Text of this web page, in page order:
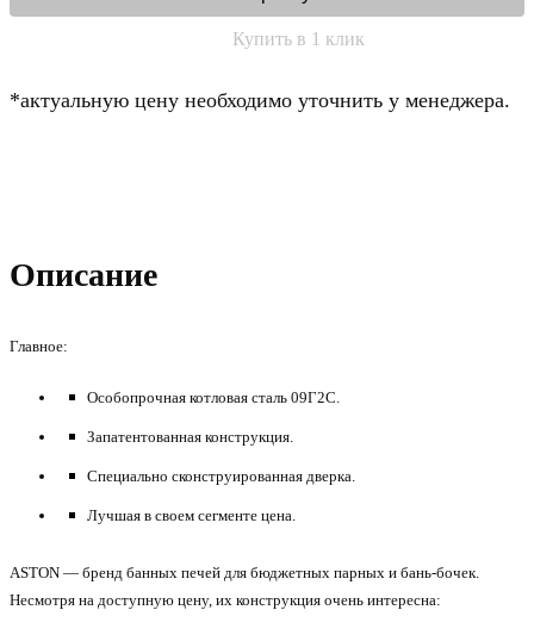
Купить в 1 клик
*актуальную цену необходимо уточнить у менеджера.
Описание
Главное:
Особопрочная котловая сталь 09Г2С.
Запатентованная конструкция.
Специально сконструированная дверка.
Лучшая в своем сегменте цена.
ASTON — бренд банных печей для бюджетных парных и бань-бочек.
Несмотря на доступную цену, их конструкция очень интересна: